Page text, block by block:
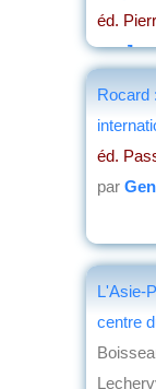
éd.
par
Rocard
éd.
par
L'Asie-
centre